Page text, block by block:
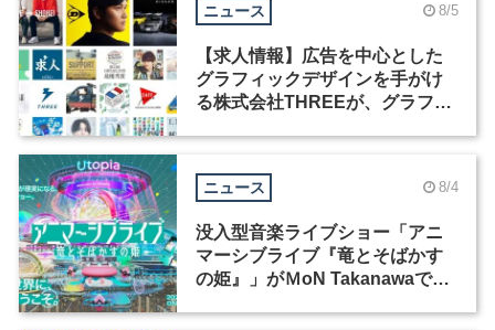
ニュース 8/5
【求人情報】広告を中心とした
グラフィックデザインを手がけ
る株式会社THREEが、グラフィ
ニュース 8/4
没入型音楽ライブショー「アニ
マーシブライブ『竜とそばかす
の姫』」がＭoN Takanawaで開